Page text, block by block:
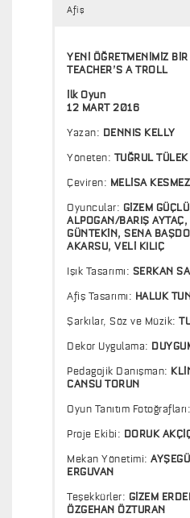
Afiş
YENİ ÖĞRETMENİMİZ
TEACHER’S A TROLL
İlk Oyun
12 MART 2016
Yazan: DENNIS KELLY
Yöneten: TUĞRUL TÜLEK
Çeviren: MELİSA KESMEZ
Oyuncular: GİZEM
ALPOGAN/BARIŞ
GÜNTEKİN, SENA
AKARSU, VELİ KILIÇ
Işık Tasarımı: SERKAN
Afiş Tasarımı: HALUK
Şarkılar, Söz ve Müzik:
Dekor Uygulama:
Pedagojik Danışman:
CANSU TORUN
Oyun Tanıtım Fotoğrafları:
Proje Ekibi: DORUK
Mekan Yönetimi:
ERGUVAN
Teşekkürler: GİZEM
ÖZGEHAN ÖZTURAN